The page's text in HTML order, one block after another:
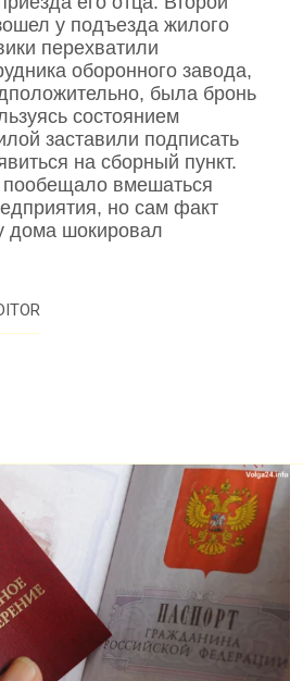
у подъезда жилого
перехватили
оборонного завода,
была бронь
состоянием
заставили подписать
на сборный пункт.
пообещало вмешаться
но сам факт
дома шокировал